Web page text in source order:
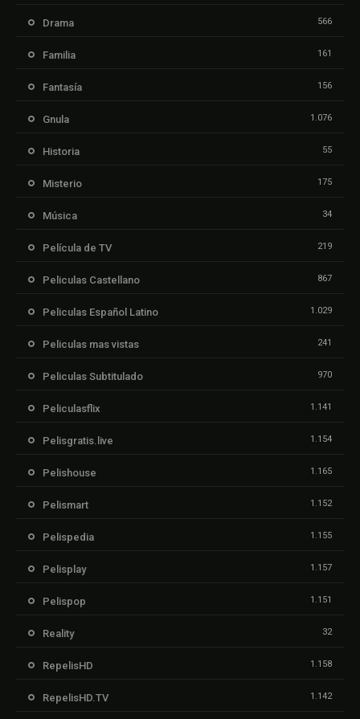
Drama 566
Familia 161
Fantasía 156
Gnula 1.076
Historia 55
Misterio 175
Música 34
Película de TV 219
Peliculas Castellano 867
Peliculas Español Latino 1.029
Peliculas mas vistas 241
Peliculas Subtitulado 970
Peliculasflix 1.141
Pelisgratis.live 1.154
Pelishouse 1.165
Pelismart 1.152
Pelispedia 1.155
Pelisplay 1.157
Pelispop 1.151
Reality 32
RepelisHD 1.158
RepelisHD.TV 1.142